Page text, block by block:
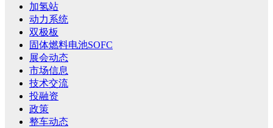
加氢站
动力系统
双极板
固体燃料电池SOFC
展会动态
市场信息
技术交流
投融资
政策
整车动态